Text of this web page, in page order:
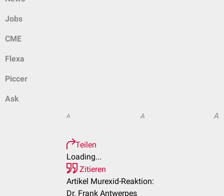
Jobs
CME
Flexa
Piccer
Ask
A A A
Teilen
Loading...
Zitieren
Artikel Murexid-Reaktion:
Dr. Frank Antwerpes